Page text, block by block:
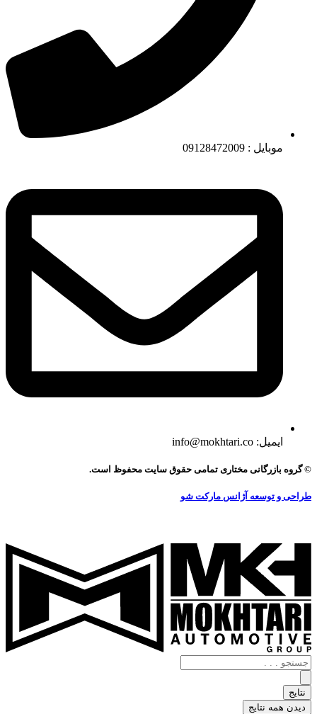
موبایل : 09128472009
ایمیل: info@mokhtari.co
© گروه بازرگانی مختاری تمامی حقوق سایت محفوظ است.
طراحی و توسعه آژانس مارکت شو
جستجو
.
.
.
نتایج
دیدن همه نتایج